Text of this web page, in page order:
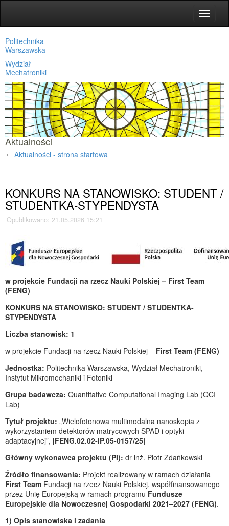
Toggle
Politechnika
Warszawska
Wydział
Mechatroniki
Aktualności
Aktualności - strona startowa
KONKURS NA STANOWISKO: STUDENT /
STUDENTKA-STYPENDYSTA
Opublikowano: 21.05.2026 15:21
w projekcie Fundacji na rzecz Nauki Polskiej – First Team
(FENG)
KONKURS NA STANOWISKO: STUDENT / STUDENTKA-
STYPENDYSTA
Liczba stanowisk: 1
w projekcie Fundacji na rzecz Nauki Polskiej – First Team (FENG)
Jednostka: Politechnika Warszawska, Wydział Mechatroniki,
Instytut Mikromechaniki i Fotoniki
Grupa badawcza: Quantitative Computational Imaging Lab (QCI
Lab)
Tytuł projektu: „Wielofotonowa multimodalna nanoskopia z
wykorzystaniem detektorów matrycowych SPAD i optyki
adaptacyjnej”, [FENG.02.02-IP.05-0157/25]
Główny wykonawca projektu (PI): dr inż. Piotr Zdańkowski
Źródło finansowania: Projekt realizowany w ramach działania
First Team Fundacji na rzecz Nauki Polskiej, współfinansowanego
przez Unię Europejską w ramach programu Fundusze
Europejskie dla Nowoczesnej Gospodarki 2021–2027 (FENG).
1) Opis stanowiska i zadania